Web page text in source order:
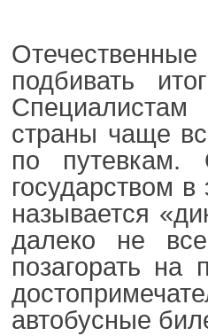
подбивать
страны чаще
по путевкам.
государством
называется
далеко не
позагорать на
автобусные